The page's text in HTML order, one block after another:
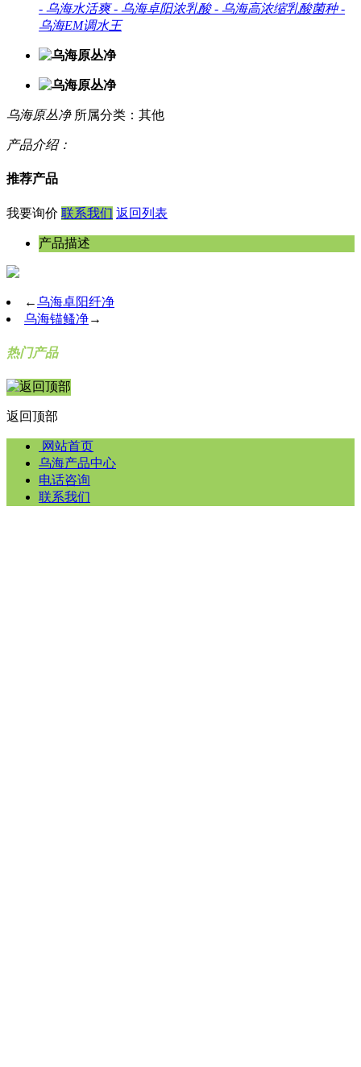
- 乌海水活爽 - 乌海卓阳浓乳酸 - 乌海高浓缩乳酸菌种 -
乌海EM调水王
乌海原丛净 所属分类：其他
产品介绍：
推荐产品
我要询价 联系我们 返回列表
产品描述
←乌海卓阳纤净
乌海锚鳋净→
热门产品
返回顶部
网站首页
乌海产品中心
电话咨询
联系我们